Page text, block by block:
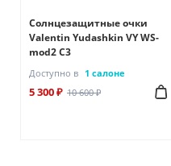
Солнцезащитные очки
Valentin Yudashkin VY WS-
mod2 C3
Доступно в 1 салоне
5 300 ₽ 10 600 ₽